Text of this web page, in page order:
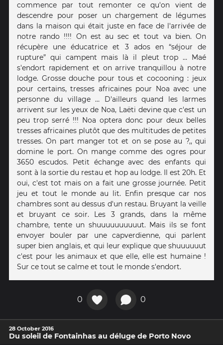
commence par tout remonter ce qu'on vient de
descendre pour poser un chargement de légumes
dans la maison qui était juste en face de l'arrivée de
notre rando !!!! On est au sec et tout va bien. On
récupère une éducatrice et 3 ados en “séjour de
rupture” qui campent mais là il pleut trop … Maé
s'endort rapidement et on arrive tranquillou à notre
lodge. Grosse douche pour tous et cocooning : jeux
pour certains, tresses africaines pour Noa avec une
personne du village … D'ailleurs quand les larmes
arrivent sur les yeux de Noa, Laëti devine que c'est un
peu trop serré !!! Noa optera donc pour deux belles
tresses africaines plutôt que des multitudes de petites
tresses. On part manger tot et on se pose au ?,, qui
domine le port. On mange comme des ogres pour
3650 escudos. Petit échange avec des enfants qui
sont à la sortie du restau et hop au lodge. Il est 20h. Et
oui, c'est tot mais on a fait une grosse journée. Petit
jeu et tout le monde au lit. Enfin presque car nos
chambres sont au dessus d'un restau. Bruyant la veille
et bruyant ce soir. Les 3 grands, dans la même
chambre, tente un shuuuuuuuuuut. Mais ils se font
envoyer bouler par une capverdienne, qui parlent
super bien anglais, et qui leur explique que shuuuuuut
c'est pour les animaux et que elle, elle est humaine !
Sur ce tout se calme et tout le monde s'endort.
0 0
28 October 2016
Du soleil de Fontainhas au déluge de Porto Novo